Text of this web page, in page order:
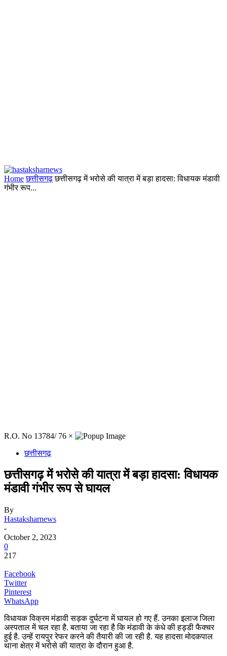
Home छत्तीसगढ़ छत्तीसगढ़ में भरोसे की यात्रा में बड़ा हादसा: विधायक मंडावी
गंभीर रूप...
R.O. No 13784/ 76 ×
छत्तीसगढ़
छत्तीसगढ़ में भरोसे की यात्रा में बड़ा हादसा: विधायक
मंडावी गंभीर रूप से घायल
By
Hastaksharnews
-
October 2, 2023
0
217
Facebook
Twitter
Pinterest
WhatsApp
विधायक विक्रम मंडावी सड़क दुर्घटना में घायल हो गए हैं. उनका इलाज जिला
अस्पताल में चल रहा है. बताया जा रहा है कि मंडावी के कंधे की हड्डी फैक्चर
हुई है. उन्हें रायपुर रेफर करने की तैयारी की जा रही है. यह हादसा मोदकपाल
थाना क्षेत्र में भरोसे की यात्रा के दौरान हुआ है.